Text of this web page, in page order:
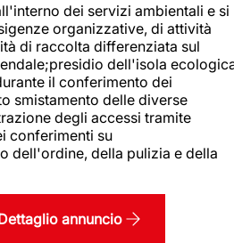
dei servizi ambientali e si
organizzative, di attività
di raccolta differenziata sul
dell'isola
il conferimento dei
smistamento delle diverse
degli accessi tramite
conferimenti su
dell'ordine, della pulizia e della
annuncio